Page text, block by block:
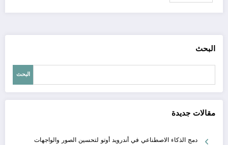
البحث
البحث
مقالات جديدة
دمج الذكاء الاصطناعي في أندرويد أوتو لتحسين الصور والواجهات